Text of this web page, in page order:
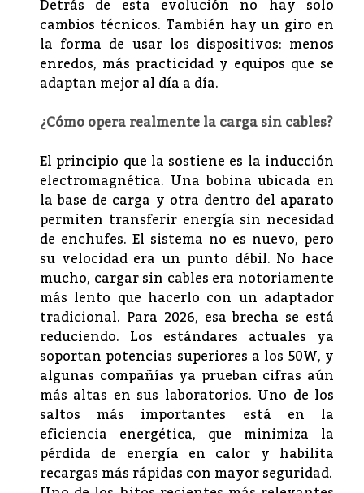
Detrás de esta evolución no hay solo
cambios técnicos. También hay un giro en
la forma de usar los dispositivos: menos
enredos, más practicidad y equipos que se
adaptan mejor al día a día.
¿Cómo opera realmente la carga sin cables?
El principio que la sostiene es la inducción
electromagnética. Una bobina ubicada en
la base de carga y otra dentro del aparato
permiten transferir energía sin necesidad
de enchufes. El sistema no es nuevo, pero
su velocidad era un punto débil. No hace
mucho, cargar sin cables era notoriamente
más lento que hacerlo con un adaptador
tradicional. Para 2026, esa brecha se está
reduciendo. Los estándares actuales ya
soportan potencias superiores a los 50W, y
algunas compañías ya prueban cifras aún
más altas en sus laboratorios. Uno de los
saltos más importantes está en la
eficiencia energética, que minimiza la
pérdida de energía en calor y habilita
recargas más rápidas con mayor seguridad.